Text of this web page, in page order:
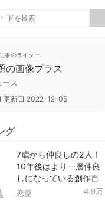
事のライター
の画像プラス
ース
更新日 2022-12-05
グ
7歳から仲良しの2人！
10年後はより一層仲良
しになっている創作百
合！
恋愛 4.9万